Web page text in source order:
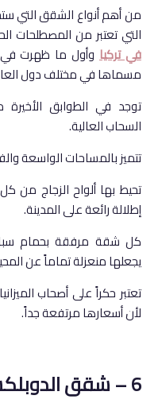
من أهم أنواع الشقق التي
التي تعتبر من المصطلحات
في تركيا وأول ما ظهرت في
مسماها في مختلف دول
توجد في الطوابق
السحاب العالية.
تتميز بالمساحات الواسعة
تحيط بها ألواح الزجاج من
إطلالة رائعة على المدينة.
كل شقة مرفقة بحمام
يجعلها منعزلة تماماً عن
تعتبر حكراً على أصحاب
لأن أسعارها مرتفعة جداً.
6 – شقق الدوبلكس: